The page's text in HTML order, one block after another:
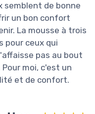
semblent de bonne
un bon confort
La mousse à trois
pour ceux qui
pas au bout
moi, c'est un
et de confort.